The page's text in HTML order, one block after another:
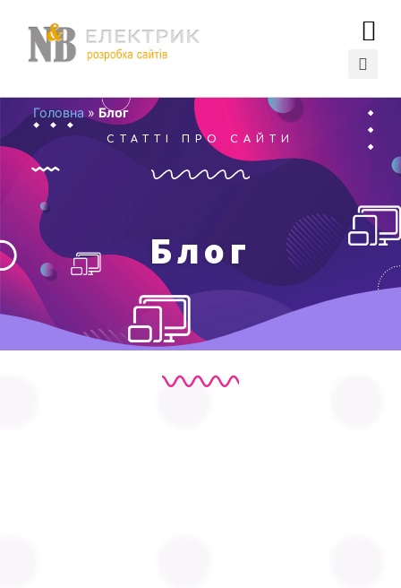
СТАТТІ ПРО САЙТИ
Головна » Блог
Блог